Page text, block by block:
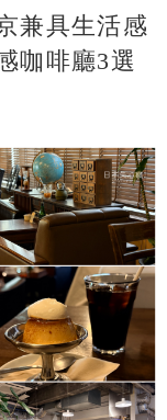
兼具生活感
咖啡廳3選